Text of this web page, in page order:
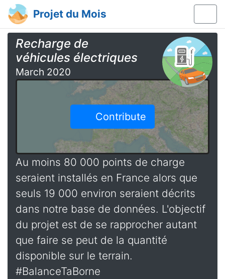
Projet du Mois
Recharge de
véhicules électriques
March 2020
Contribute
Au moins 80 000 points de charge
seraient installés en France alors que
seuls 19 000 environ seraient décrits
dans notre base de données. L'objectif
du projet est de se rapprocher autant
que faire se peut de la quantité
disponible sur le terrain.
#BalanceTaBorne